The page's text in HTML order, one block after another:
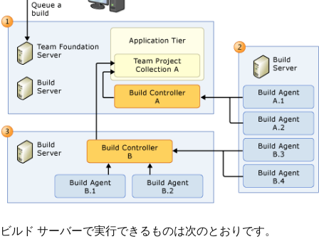
ビルド サーバーで実行できるものは次のとおりです。